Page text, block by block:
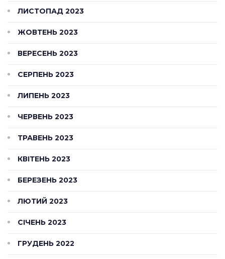
ЛИСТОПАД 2023
ЖОВТЕНЬ 2023
ВЕРЕСЕНЬ 2023
СЕРПЕНЬ 2023
ЛИПЕНЬ 2023
ЧЕРВЕНЬ 2023
ТРАВЕНЬ 2023
КВІТЕНЬ 2023
БЕРЕЗЕНЬ 2023
ЛЮТИЙ 2023
СІЧЕНЬ 2023
ГРУДЕНЬ 2022